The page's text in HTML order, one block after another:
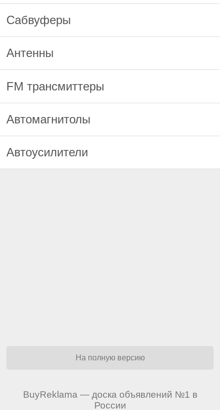
Сабвуферы
Антенны
FM трансмиттеры
Автомагнитолы
Автоусилители
На полную версию
BuyReklama — доска объявлений №1 в
России